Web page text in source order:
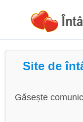
Site de
Găsește